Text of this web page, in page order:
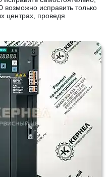
возможно исправить только
центрах, проведя